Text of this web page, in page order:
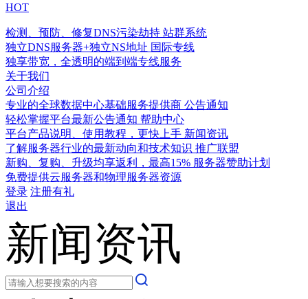
HOT
检测、预防、修复DNS污染劫持 站群系统
独立DNS服务器+独立NS地址 国际专线
独享带宽，全透明的端到端专线服务
关于我们
公司介绍
专业的全球数据中心基础服务提供商 公告通知
轻松掌握平台最新公告通知 帮助中心
平台产品说明、使用教程，更快上手 新闻资讯
了解服务器行业的最新动向和技术知识 推广联盟
新购、复购、升级均享返利，最高15% 服务器赞助计划
免费提供云服务器和物理服务器资源
登录 注册有礼
退出
新闻资讯